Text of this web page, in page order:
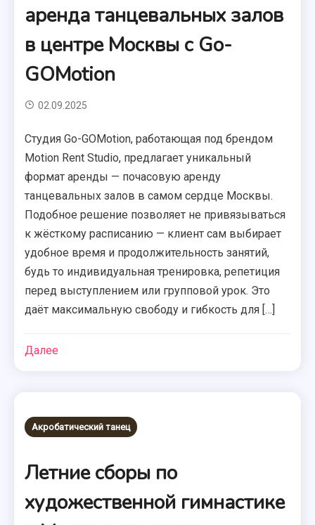
аренда танцевальных залов
в центре Москвы с Go-
GOMotion
02.09.2025
Студия Go-GOMotion, работающая под брендом
Motion Rent Studio, предлагает уникальный
формат аренды — почасовую аренду
танцевальных залов в самом сердце Москвы.
Подобное решение позволяет не привязываться
к жёсткому расписанию — клиент сам выбирает
удобное время и продолжительность занятий,
будь то индивидуальная тренировка, репетиция
перед выступлением или групповой урок. Это
даёт максимальную свободу и гибкость для […]
Далее
Акробатический танец
Летние сборы по
художественной гимнастике